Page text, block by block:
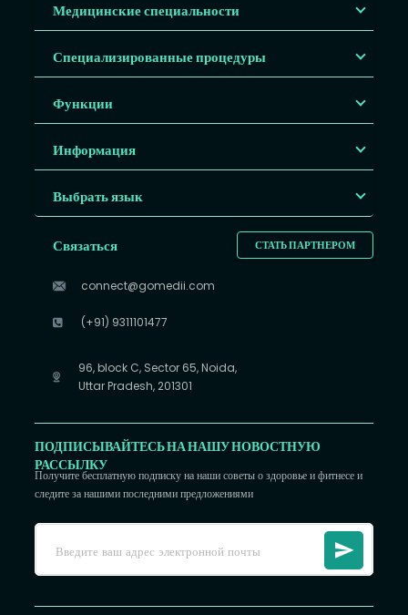
Медицинские специальности
Специализированные процедуры
Функции
Информация
Выбрать язык
СТАТЬ ПАРТНЕРОМ
Связаться
connect@gomedii.com
(+91) 9311101477
96, block C, Sector 65, Noida,
Uttar Pradesh, 201301
ПОДПИСЫВАЙТЕСЬ НА НАШУ НОВОСТНУЮ
РАССЫЛКУ
Получите бесплатную подписку на наши советы о здоровье и фитнесе и
следите за нашими последними предложениями